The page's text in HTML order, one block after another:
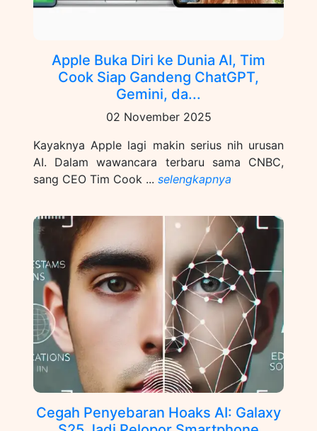
Apple Buka Diri ke Dunia AI, Tim
Cook Siap Gandeng ChatGPT,
Gemini, da...
02 November 2025
Kayaknya Apple lagi makin serius nih urusan
AI. Dalam wawancara terbaru sama CNBC,
sang CEO Tim Cook ... selengkapnya
Cegah Penyebaran Hoaks AI: Galaxy